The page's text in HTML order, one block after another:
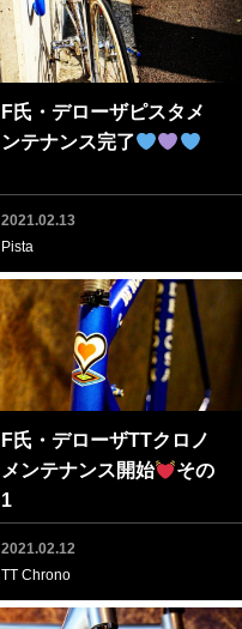
F氏・デローザピスタメ
ンテナンス完了
2021.02.13
Pista
F氏・デローザTTクロノ
メンテナンス開始
その
1
2021.02.12
TT Chrono